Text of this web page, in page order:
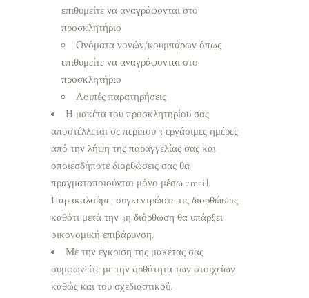
επιθυμείτε να αναγράφονται στο
προσκλητήριο
Ονόματα νονών/κουμπάρων όπως
επιθυμείτε να αναγράφονται στο
προσκλητήριο
Λοιπές παρατηρήσεις
Η μακέτα του προσκλητηρίου σας
αποστέλλεται σε περίπου 3 εργάσιμες ημέρες
από την λήψη της παραγγελίας σας και
οποιεσδήποτε διορθώσεις σας θα
πραγματοποιούνται μόνο μέσω email.
Παρακαλούμε, συγκεντρώστε τις διορθώσεις
καθότι μετά την 3η διόρθωση θα υπάρξει
οικονομική επιβάρυνση.
Με την έγκριση της μακέτας σας
συμφωνείτε με την ορθότητα των στοιχείων
καθώς και του σχεδιαστικού.